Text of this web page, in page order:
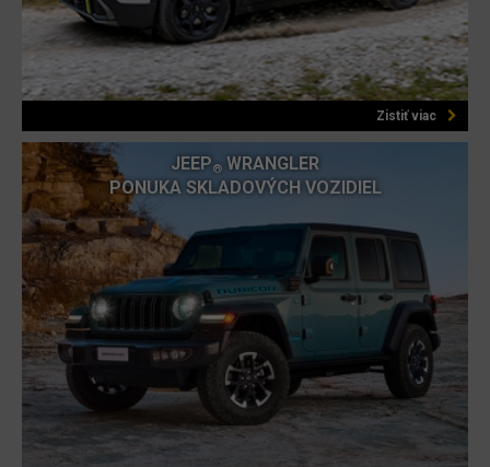
Zistiť viac
JEEP® WRANGLER
PONUKA SKLADOVÝCH VOZIDIEL